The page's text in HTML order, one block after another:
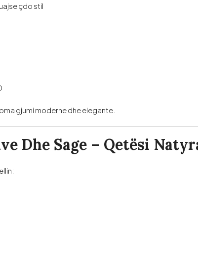
çdo stil
gjumi moderne dhe elegante.
Dhe Sage – Qetësi